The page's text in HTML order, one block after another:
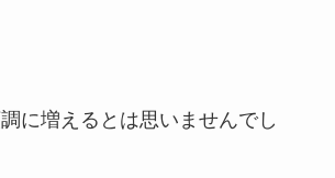
に増えるとは思いませんでし